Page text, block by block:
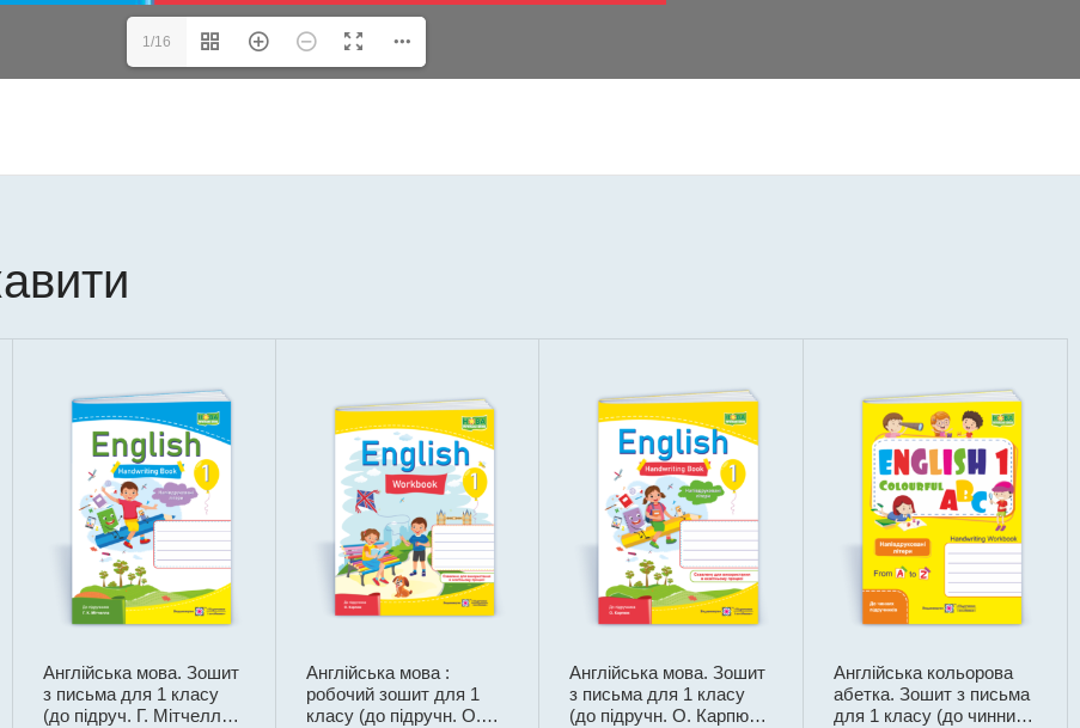
1/16
Англійська мова. Зошит
з письма для 1 класу
(до підруч. Г. Мітчелла).
Англійська мова :
робочий зошит для 1
класу (до підручн. О.
Англійська мова. Зошит
з письма для 1 класу
(до підручн. О. Карпюк).
Англійська кольорова
абетка. Зошит з письма
для 1 класу (до чинних